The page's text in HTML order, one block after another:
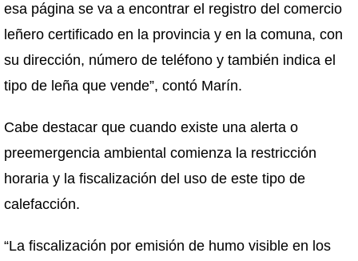
esa página se va a encontrar el registro del comercio
leñero certificado en la provincia y en la comuna, con
su dirección, número de teléfono y también indica el
tipo de leña que vende”, contó Marín.
Cabe destacar que cuando existe una alerta o
preemergencia ambiental comienza la restricción
horaria y la fiscalización del uso de este tipo de
calefacción.
“La fiscalización por emisión de humo visible en los